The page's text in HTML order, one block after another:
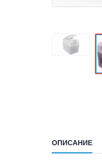
ОПИСАНИЕ